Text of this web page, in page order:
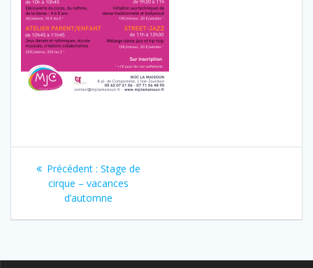
Navigation
l’article
Précédent : Article
précédent
:
Stage de
cirque – vacances
d’automne